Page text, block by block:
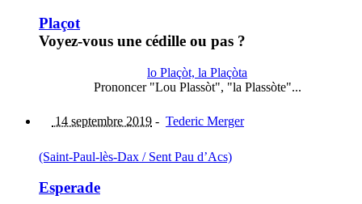
Plaçot
Voyez-vous une cédille ou pas ?
lo Plaçòt, la Plaçòta
Prononcer "Lou Plassòt", "la Plassòte"...
14 septembre 2019 - Tederic Merger
(Saint-Paul-lès-Dax / Sent Pau d’Acs)
Esperade